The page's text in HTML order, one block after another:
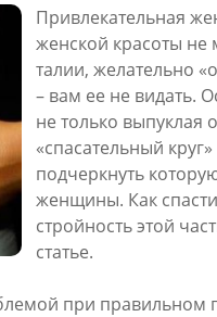
Привлекательная
женской красоты не
талии, желательно
– вам ее не видать.
не только выпуклая
«спасательный
подчеркнуть
женщины. Как
стройность этой
статье.
при правильном